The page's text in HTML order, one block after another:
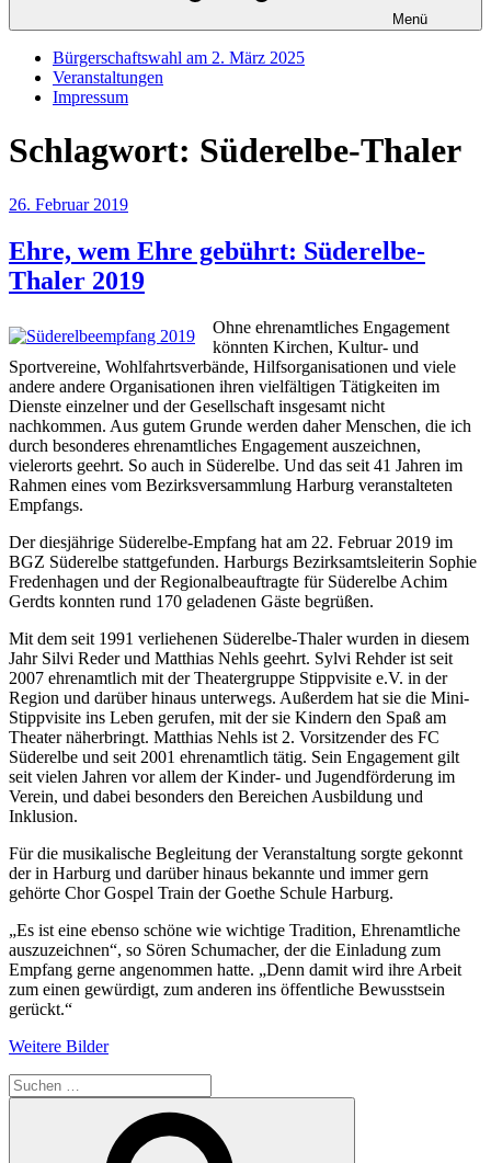
Menü
Bürgerschaftswahl am 2. März 2025
Veranstaltungen
Impressum
Schlagwort: Süderelbe-Thaler
Veröffentlicht
26. Februar 2019
Ehre, wem Ehre gebührt: Süderelbe-
Thaler 2019
Ohne ehrenamtliches Engagement
könnten Kirchen, Kultur- und
Sportvereine, Wohlfahrtsverbände, Hilfsorganisationen und viele
andere andere Organisationen ihren vielfältigen Tätigkeiten im
Dienste einzelner und der Gesellschaft insgesamt nicht
nachkommen. Aus gutem Grunde werden daher Menschen, die ich
durch besonderes ehrenamtliches Engagement auszeichnen,
vielerorts geehrt. So auch in Süderelbe. Und das seit 41 Jahren im
Rahmen eines vom Bezirksversammlung Harburg veranstalteten
Empfangs.
Der diesjährige Süderelbe-Empfang hat am 22. Februar 2019 im
BGZ Süderelbe stattgefunden. Harburgs Bezirksamtsleiterin Sophie
Fredenhagen und der Regionalbeauftragte für Süderelbe Achim
Gerdts konnten rund 170 geladenen Gäste begrüßen.
Mit dem seit 1991 verliehenen Süderelbe-Thaler wurden in diesem
Jahr Silvi Reder und Matthias Nehls geehrt. Sylvi Rehder ist seit
2007 ehrenamtlich mit der Theatergruppe Stippvisite e.V. in der
Region und darüber hinaus unterwegs. Außerdem hat sie die Mini-
Stippvisite ins Leben gerufen, mit der sie Kindern den Spaß am
Theater näherbringt. Matthias Nehls ist 2. Vorsitzender des FC
Süderelbe und seit 2001 ehrenamtlich tätig. Sein Engagement gilt
seit vielen Jahren vor allem der Kinder- und Jugendförderung im
Verein, und dabei besonders den Bereichen Ausbildung und
Inklusion.
Für die musikalische Begleitung der Veranstaltung sorgte gekonnt
der in Harburg und darüber hinaus bekannte und immer gern
gehörte Chor Gospel Train der Goethe Schule Harburg.
„Es ist eine ebenso schöne wie wichtige Tradition, Ehrenamtliche
auszuzeichnen“, so Sören Schumacher, der die Einladung zum
Empfang gerne angenommen hatte. „Denn damit wird ihre Arbeit
zum einen gewürdigt, zum anderen ins öffentliche Bewusstsein
gerückt.“
Weitere Bilder
Suchen
nach: